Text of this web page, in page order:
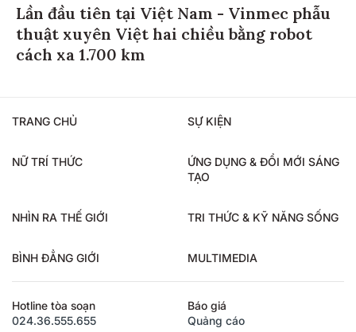
Lần đầu tiên tại Việt Nam - Vinmec phẫu
thuật xuyên Việt hai chiều bằng robot
cách xa 1.700 km
TRANG CHỦ SỰ KIỆN
NỮ TRÍ THỨC
ỨNG DỤNG & ĐỔI MỚI SÁNG
TẠO
NHÌN RA THẾ GIỚI TRI THỨC & KỸ NĂNG SỐNG
BÌNH ĐẲNG GIỚI MULTIMEDIA
Hotline tòa soạn
024.36.555.655
Báo giá
Quảng cáo